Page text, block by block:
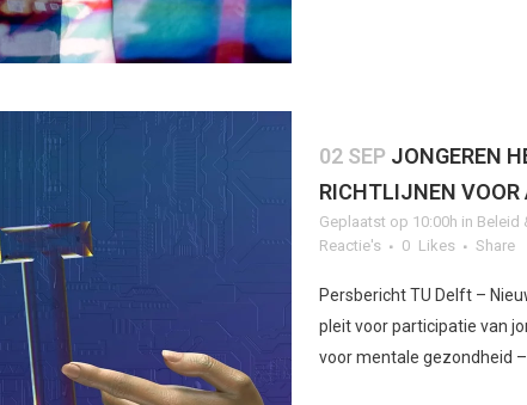
02 SEP JONGEREN
RICHTLIJNEN VOOR
Geplaatst op 10:00h in Beleid
Reactie's
0 Likes Share
Persbericht TU Delft –
pleit voor participatie van
voor mentale gezondheid –